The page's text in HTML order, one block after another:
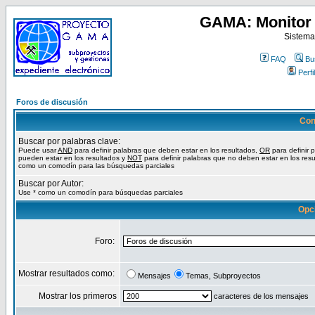
GAMA:
FAQ
Perfil
Foros de discusión
Buscar por palabras clave:
Puede usarAND para definir palabras que deben estar en los resultados, OR para definir
pueden estar en los resultados y NOT para definir palabras que no deben estar en los
como un comodín para las búsquedas parciales
Buscar por Autor:
Use * como un comodín para búsquedas parciales
Foro:
Mostrar resultados como: Mensajes Temas, Subproyectos
Mostrar los primeros caracteres de los mensajes